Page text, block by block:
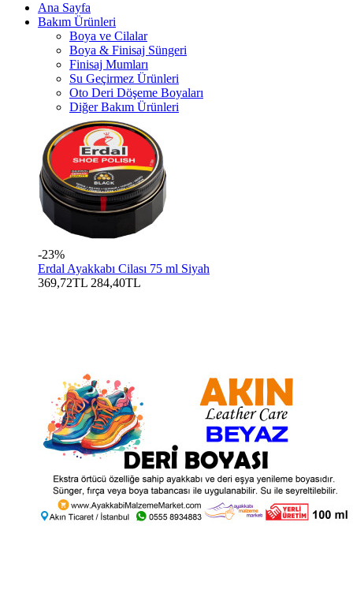
Ana Sayfa
Bakım Ürünleri
Boya ve Cilalar
Boya & Finisaj Süngeri
Finisaj Mumları
Su Geçirmez Ürünleri
Oto Deri Döşeme Boyaları
Diğer Bakım Ürünleri
-23%
Erdal Ayakkabı Cilası 75 ml Siyah
369,72TL 284,40TL